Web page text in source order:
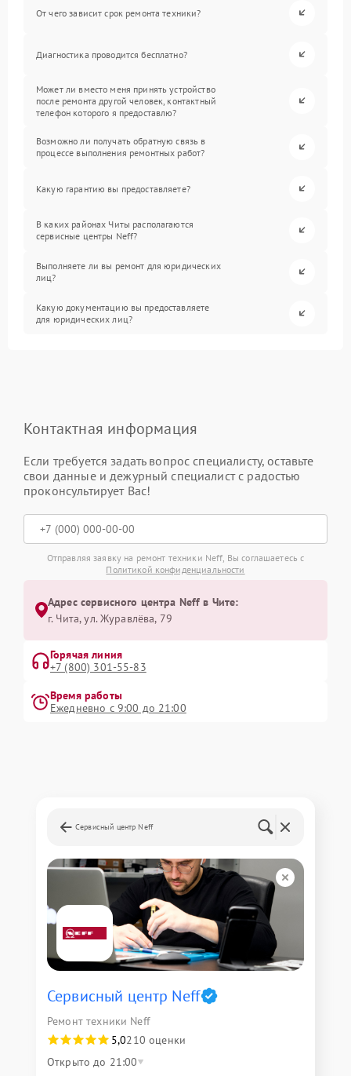
От чего зависит срок ремонта техники?
Диагностика проводится бесплатно?
Может ли вместо меня принять устройство
после ремонта другой человек, контактный
телефон которого я предоставлю?
Возможно ли получать обратную связь в
процессе выполнения ремонтных работ?
Какую гарантию вы предоставляете?
В каких районах Читы располагаются
сервисные центры Neff?
Выполняете ли вы ремонт для юридических
лиц?
Какую документацию вы предоставляете
для юридических лиц?
Контактная информация
Если требуется задать вопрос специалисту, оставьте
свои данные и дежурный специалист с радостью
проконсультирует Вас!
Отправляя заявку на ремонт техники Neff, Вы соглашаетесь с
Политикой конфиденциальности
Адрес сервисного центра Neff в Чите:
г. Чита, ул. Журавлёва, 79
Горячая линия
+7 (800) 301-55-83
Время работы
Ежедневно с 9:00 до 21:00
Сервисный центр Neff
Сервисный центр Neff
Ремонт техники Neff
5,0210 оценки
Открыто до 21:00